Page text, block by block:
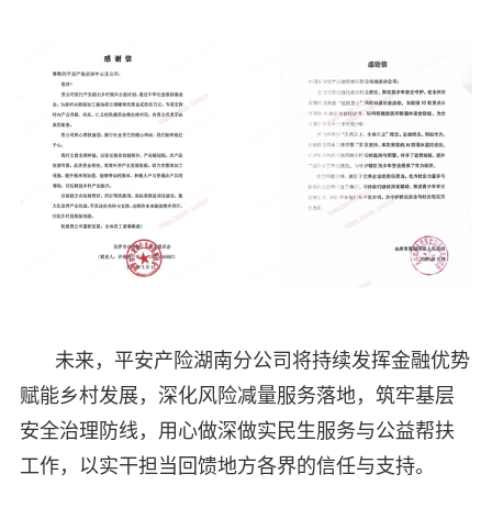
未来，平安产险湖南分公司将持续发挥金融优势
赋能乡村发展，深化风险减量服务落地，筑牢基层
安全治理防线，用心做深做实民生服务与公益帮扶
工作，以实干担当回馈地方各界的信任与支持。